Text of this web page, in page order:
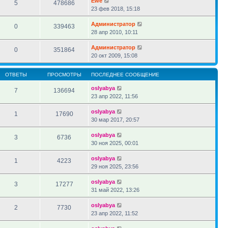
5 478686
23 фев 2018, 15:18
0 339463
Администратор
28 апр 2010, 10:11
0 351864
Администратор
20 окт 2009, 15:08
ОТВЕТЫ ПРОСМОТРЫ ПОСЛЕДНЕЕ СООБЩЕНИЕ
7 136694
oslyabya
23 апр 2022, 11:56
1 17690
oslyabya
30 мар 2017, 20:57
3 6736
oslyabya
30 ноя 2025, 00:01
1 4223
oslyabya
29 ноя 2025, 23:56
3 17277
oslyabya
31 май 2022, 13:26
2 7730
oslyabya
23 апр 2022, 11:52